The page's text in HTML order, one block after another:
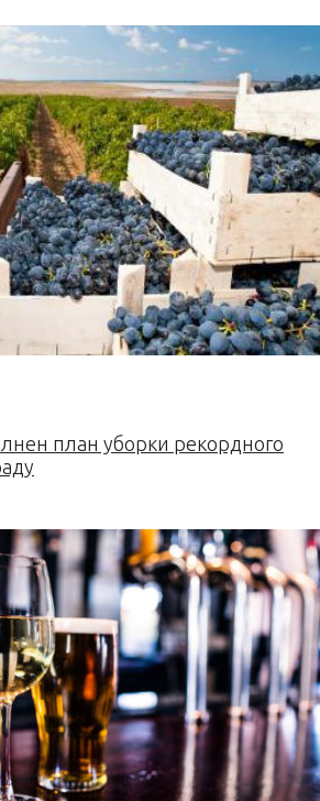
план уборки рекордного